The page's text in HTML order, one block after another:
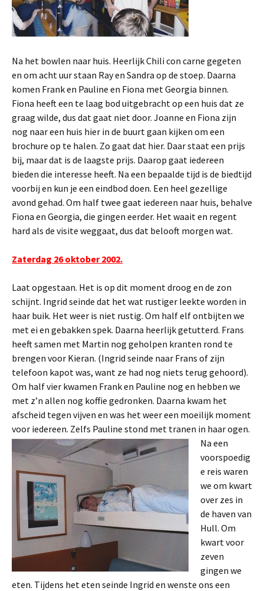
Na het bowlen naar huis. Heerlijk Chili con carne gegeten
en om acht uur staan Ray en Sandra op de stoep. Daarna
komen Frank en Pauline en Fiona met Georgia binnen.
Fiona heeft een te laag bod uitgebracht op een huis dat ze
graag wilde, dus dat gaat niet door. Joanne en Fiona zijn
nog naar een huis hier in de buurt gaan kijken om een
brochure op te halen. Zo gaat dat hier. Daar staat een prijs
bij, maar dat is de laagste prijs. Daarop gaat iedereen
bieden die interesse heeft. Na een bepaalde tijd is de biedtijd
voorbij en kun je een eindbod doen. Een heel gezellige
avond gehad. Om half twee gaat iedereen naar huis, behalve
Fiona en Georgia, die gingen eerder. Het waait en regent
hard als de visite weggaat, dus dat belooft morgen wat.
Zaterdag 26 oktober 2002.
Laat opgestaan. Het is op dit moment droog en de zon
schijnt. Ingrid seinde dat het wat rustiger leekte worden in
haar buik. Het weer is niet rustig. Om half elf ontbijten we
met ei en gebakken spek. Daarna heerlijk getutterd. Frans
heeft samen met Martin nog geholpen kranten rond te
brengen voor Kieran. (Ingrid seinde naar Frans of zijn
telefoon kapot was, want ze had nog niets terug gehoord).
Om half vier kwamen Frank en Pauline nog en hebben we
met z’n allen nog koffie gedronken. Daarna kwam het
afscheid tegen vijven en was het weer een moeilijk moment
voor iedereen. Zelfs Pauline stond met tranen in haar ogen.
Na een
voorspoedig
e reis waren
we om kwart
over zes in
de haven van
Hull. Om
kwart voor
zeven
gingen we
eten. Tijdens het eten seinde Ingrid en wenste ons een